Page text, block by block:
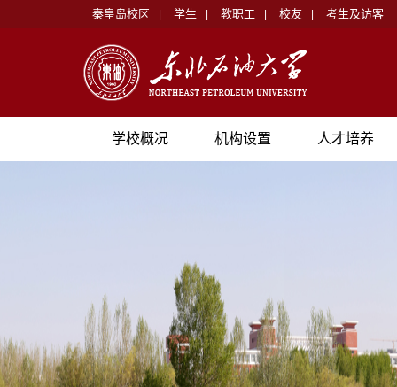
秦皇岛校区 学生 教职工 校友 考生及访客
学校概况 机构设置 人才培养